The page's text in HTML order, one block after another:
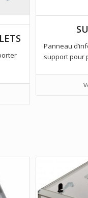
Panneau
support pour